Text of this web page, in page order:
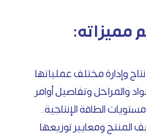
مميزاته:
وإدارة مختلف عملياتها
والمراحل وتفاصيل أوامر
الطاقة الإنتاجية..
المنتج ومعايير توزيعها